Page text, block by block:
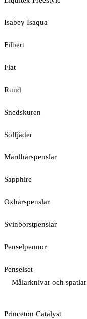
Isabey Isaqua
Filbert
Flat
Rund
Snedskuren
Solfjäder
Mårdhårspenslar
Sapphire
Oxhårspenslar
Svinborstpenslar
Penselpennor
Penselset
Målarknivar och spatlar
Princeton Catalyst